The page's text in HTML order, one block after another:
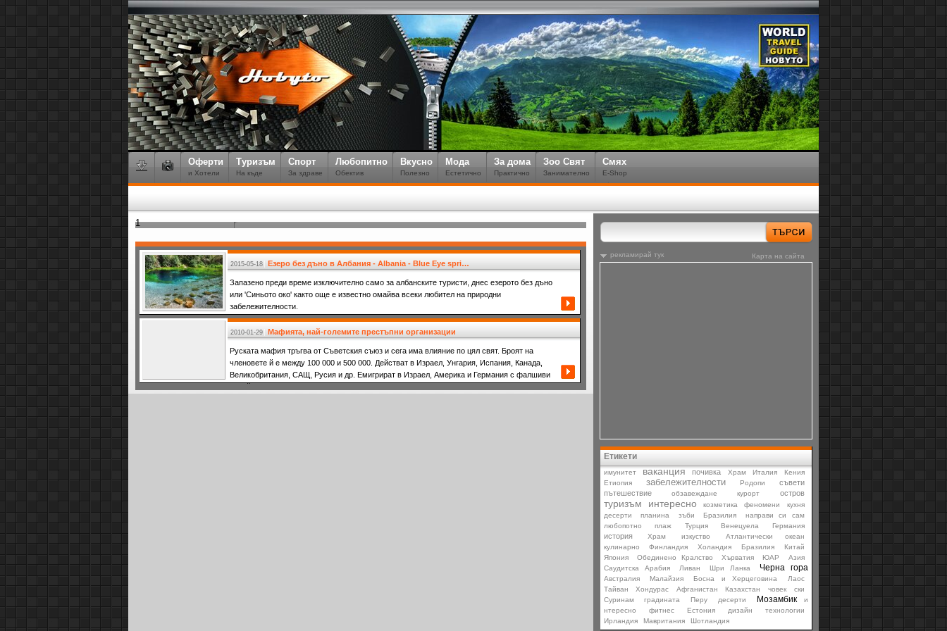
Оферти
и Хотели
Туризъм
На къде
Спорт
За здраве
Любопитно
Обектив
Вкусно
Полезно
Мода
Естетично
За дома
Практично
Зоо Свят
Занимателно
Смях
E-Shop
1
2015-05-18 Езеро без дъно в Албания - Albania - Blue Eye spri…
Запазено преди време изключително само за албанските туристи, днес езерото без дъно
или 'Синьото око' както още е известно омайва всеки любител на природни
забележителности.
2010-01-29 Мафията, най-големите престъпни организации
Руската мафия тръгва от Съветския съюз и сега има влияние по цял свят. Броят на
членовете й е между 100 000 и 500 000. Действат в Израел, Унгария, Испания, Канада,
Великобритания, САЩ, Русия и др. Емигрират в Израел, Америка и Германия с фалшиви
еврейски
Карта на сайта
рекламирай тук
Етикети
имунитет ваканция почивка Храм Италия
Кения
Етиопия
забележителности Родопи
съвети
пътешествие
обзавеждане курорт остров
туризъм интересно козметика феномени
кухня
десерти
планина зъби Бразилия
направи си сам
любопотно
плаж Турция Венецуела Германия
история Храм изкуство
Атлантически океан
кулинарно
Финландия Холандия Бразилия
Китай
Япония
Обединено Кралство Хърватия ЮАР
Азия
Саудитска Арабия
Ливан Шри Ланка Черна гора
Австралия Малайзия Босна и Херцеговина
Лаос
Тайван
Хондурас Афганистан Казахстан човек
ски
Суринам
градината Перу десерти Мозамбик
и
нтересно
фитнес Естония дизайн
технологии
Ирландия
Мавритания Шотландия